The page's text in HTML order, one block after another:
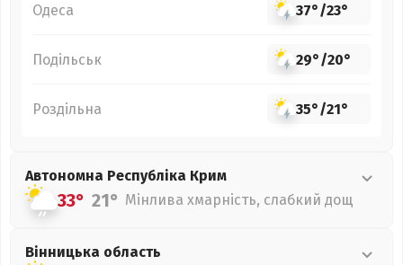
Одеса 37°/23°
Подільськ 29°/20°
Роздільна 35°/21°
Автономна Республіка Крим
33° 21° Мінлива хмарність, слабкий дощ
Вінницька область